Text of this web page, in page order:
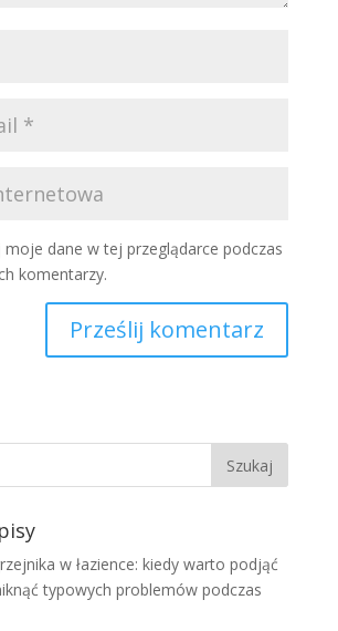
dane w tej przeglądarce podczas
komentarzy.
w łazience: kiedy warto podjąć
typowych problemów podczas